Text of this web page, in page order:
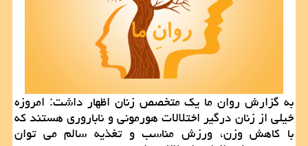
به گزارش روان ما یك متخصص زنان اظهار داشت: امروزه
خیلی از زنان درگیر اختلالات هورمونی و ناباروری هستند كه
با كاهش وزن، ورزش مناسب و تغذیه سالم می توان